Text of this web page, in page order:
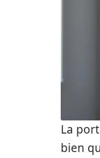
La
bien